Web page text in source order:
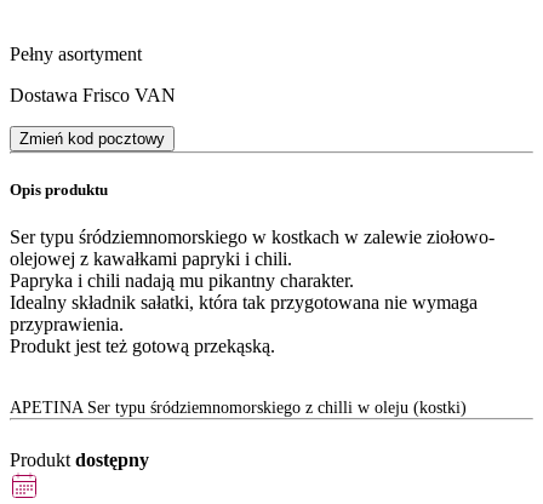
Pełny asortyment
Dostawa Frisco VAN
Zmień kod pocztowy
Opis produktu
Ser typu śródziemnomorskiego w kostkach w zalewie ziołowo-
olejowej z kawałkami papryki i chili.
Papryka i chili nadają mu pikantny charakter.
Idealny składnik sałatki, która tak przygotowana nie wymaga
przyprawienia.
Produkt jest też gotową przekąską.
APETINA Ser typu śródziemnomorskiego z chilli w oleju (kostki)
Produkt dostępny